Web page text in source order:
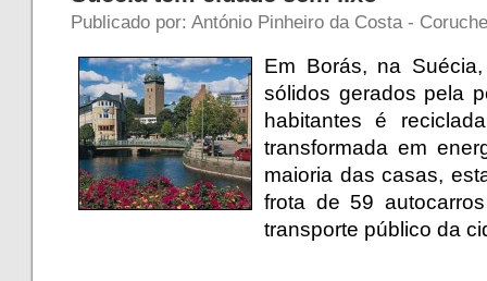
Publicado por: António Pinheiro da Costa -
Em Borás, na
sólidos gerados pela
habitantes é
transformada em
maioria das casas,
frota de 59
transporte público da